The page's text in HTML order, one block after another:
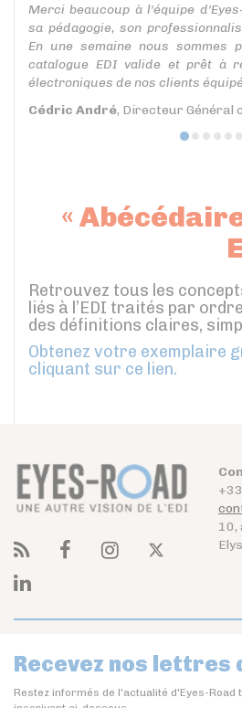
Merci beaucoup à l'équipe
sa pédagogie, son
En une semaine nous sommes
catalogue EDI valide et prêt à
électroniques de nos clients
Cédric André, Directeur Général
«
Retrouvez tous les
liés à l’EDI traités par
des définitions claires,
Obtenez votre exemplaire
cliquant sur ce lien.
10,
Recevez nos
Restez informés de l'actualité d'Eyes-